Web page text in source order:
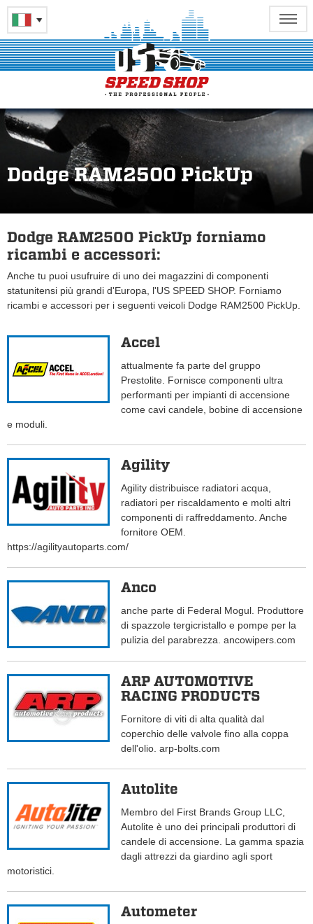
Dodge RAM2500 PickUp
Dodge RAM2500 PickUp forniamo
ricambi e accessori:
Anche tu puoi usufruire di uno dei magazzini di componenti
statunitensi più grandi d'Europa, l'US SPEED SHOP. Forniamo
ricambi e accessori per i seguenti veicoli Dodge RAM2500 PickUp.
Accel
attualmente fa parte del gruppo
Prestolite. Fornisce componenti ultra
performanti per impianti di accensione
come cavi candele, bobine di accensione
e moduli.
Agility
Agility distribuisce radiatori acqua,
radiatori per riscaldamento e molti altri
componenti di raffreddamento. Anche
fornitore OEM.
https://agilityautoparts.com/
Anco
anche parte di Federal Mogul. Produttore
di spazzole tergicristallo e pompe per la
pulizia del parabrezza. ancowipers.com
ARP AUTOMOTIVE
RACING PRODUCTS
Fornitore di viti di alta qualità dal
coperchio delle valvole fino alla coppa
dell'olio. arp-bolts.com
Autolite
Membro del First Brands Group LLC,
Autolite è uno dei principali produttori di
candele di accensione. La gamma spazia
dagli attrezzi da giardino agli sport
motoristici.
Autometer